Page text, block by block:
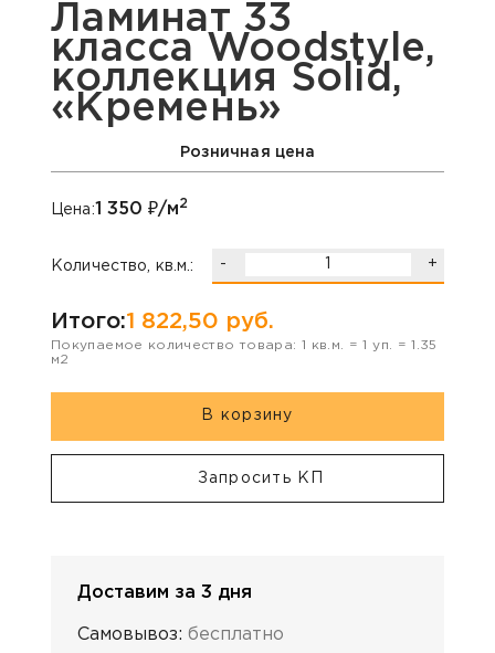
Ламинат 33
класса Woodstyle,
коллекция Solid,
«Кремень»
Розничная цена
Цена:1 350 ₽/м2
Количество, кв.м.: - +
Итого:1 822,50 руб.
Покупаемое количество товара: 1 кв.м. =1 уп. =1.35
м2
В корзину
Запросить КП
Доставим за 3 дня
Самовывоз: бесплатно